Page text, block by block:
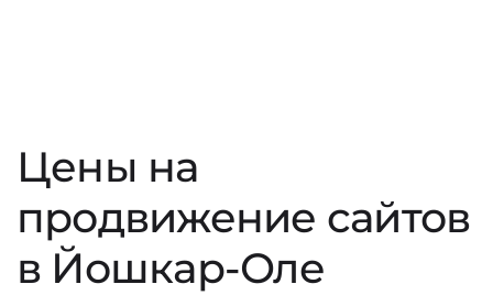
Цены на
продвижение сайтов
в Йошкар-Оле